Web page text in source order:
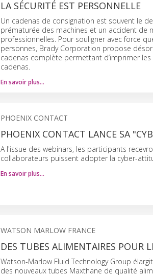
LA SÉCURITÉ EST PERSONNELLE
Un cadenas de consignation est souvent le
prématurée des machines et un accident de
professionnelles. Pour souligner avec force
personnes, Brady Corporation propose
cadenas complète permettant d’imprimer
cadenas.
En savoir plus…
PHOENIX CONTACT
PHOENIX CONTACT LANCE SA
A l'issue des webinars, les participants
collaborateurs puissent adopter la cyber-
En savoir plus…
WATSON MARLOW FRANCE
DES TUBES ALIMENTAIRES POUR
Watson-Marlow Fluid Technology Group
des nouveaux tubes Maxthane de qualité